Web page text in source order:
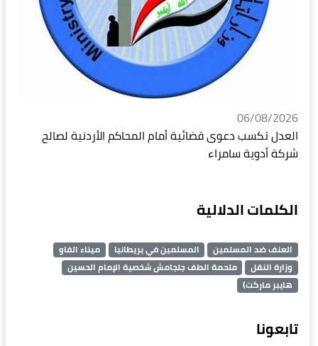
06/08/2026
العدل تكسب دعوى قضائية أمام المحاكم الأردنية لصالح
شركة أدوية سامراء
الكلمات الدلالية
العنف ضد المسلمين المسلمين في بريطانيا
ميناء الفاو
وزارة النقل
ملحمة الطف جلجامش شخصية الإمام الحسين
هايبر ماركت)
تابعونا